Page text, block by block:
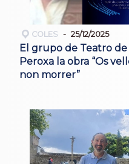
COLES 25/12/2025
El grupo de Teatro
Peroxa la obra “Os
non morrer”